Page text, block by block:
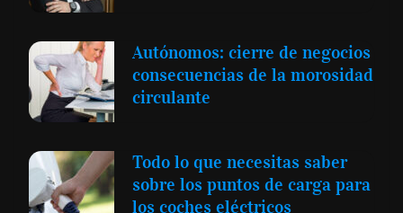
Autónomos: cierre de negocios
consecuencias de la morosidad
circulante
Todo lo que necesitas saber
sobre los puntos de carga para
los coches eléctricos